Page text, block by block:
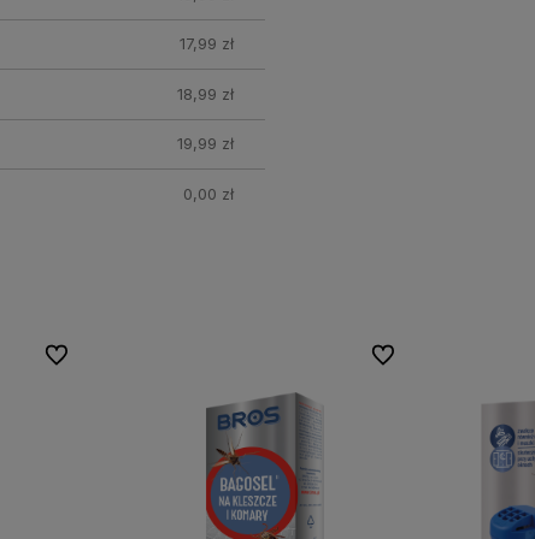
17,99 zł
18,99 zł
19,99 zł
0,00 zł
Do ulubionych
Do ulubionych Do ulubionych
Do ulubionych